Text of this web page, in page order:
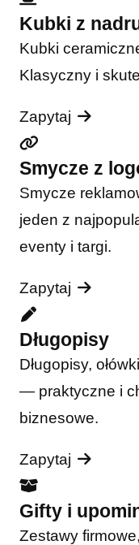
Kubki z
Kubki
Klasyczny i
Zapytaj
Smycze z
Smycze
jeden z
eventy i targi.
Zapytaj
Długopisy
Długopisy,
— praktyczne i
biznesowe.
Zapytaj
Gifty i
Zestawy